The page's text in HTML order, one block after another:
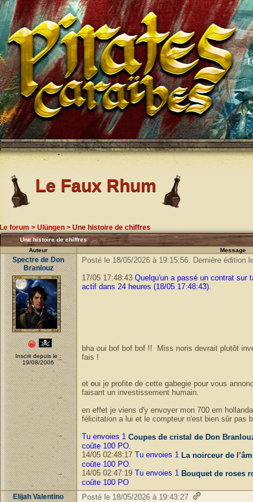
Le Faux Rhum
Le forum > Ulüngen > Une histoire de chiffres
Une histoire de chiffres
Auteur
Message
Spectre de Don
Branlouz
Inscrit depuis le :
19/08/2006
Posté le 18/05/2026 à 19:15:56. Dernière édition
17/05 17:48:43 Quelqu'un a passé un contrat sur
actif dans 24 heures (18/05 17:48:43).
bha oui bof bof bof !! Miss noris devrait plutôt
fais !
et oui je profite de cette gabegie pour vous
faisant un investissement humain.
en effet je viens d'y envoyer mon 700 em
félicitation a lui et le compteur n'est bien sûr pas
Tu envoies 1 Coupes de cristal de Don
coûte 100 PO.
14/05 02:48:17 Tu envoies 1 La noirceur de
coûte 100 PO.
14/05 02:47:19 Tu envoies 1 Bouquet de roses
coûte 100 PO
Elijah Valentino
Posté le 18/05/2026 à 19:43:27